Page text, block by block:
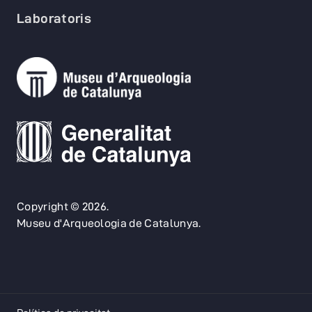
Copyright © 2026.
Museu d'Arqueologia de Catalunya.
Laboratoris